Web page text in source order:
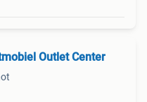
Outlet Center